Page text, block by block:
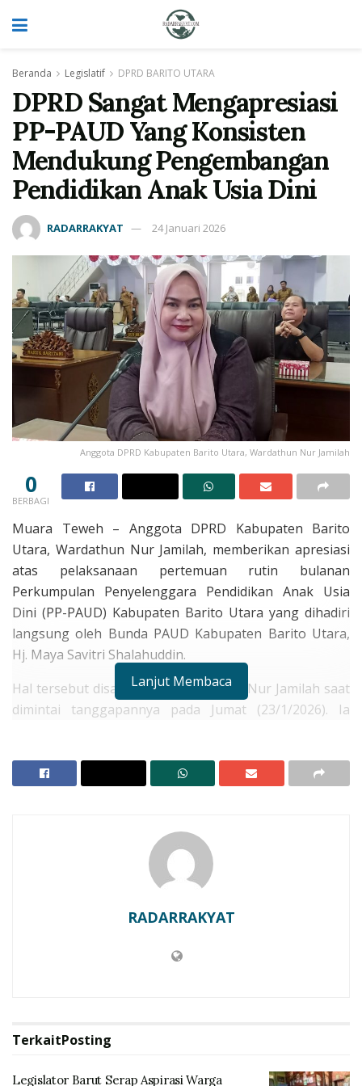
Beranda Legislatif DPRD BARITO UTARA
DPRD Sangat Mengapresiasi
PP-PAUD Yang Konsisten
Mendukung Pengembangan
Pendidikan Anak Usia Dini
RADARRAKYAT 24 Januari 2026
Anggota DPRD Kabupaten Barito Utara, Wardathun Nur Jamilah
0
BERBAGI
Muara Teweh – Anggota DPRD Kabupaten Barito
Utara, Wardathun Nur Jamilah, memberikan apresiasi
atas pelaksanaan pertemuan rutin bulanan
Perkumpulan Penyelenggara Pendidikan Anak Usia
Dini (PP-PAUD) Kabupaten Barito Utara yang dihadiri
langsung oleh Bunda PAUD Kabupaten Barito Utara,
Hj. Maya Savitri Shalahuddin.
Hal tersebut disampaikan Wardathun Nur Jamilah saat
dimintai tanggapannya pada Jumat (23/1/2026). Ia
dan komitmen bersama untuk meningkatkan kualitas
Legislator Barut Serap Aspirasi Warga Muntak Jaya
Menurutnya, pendidikan anak usia dini merupakan
semua pihak, baik pemerintah daerah, organisasi
Lanjut Membaca
RADARRAKYAT
TerkaitPosting
Legislator Barut Serap Aspirasi Warga